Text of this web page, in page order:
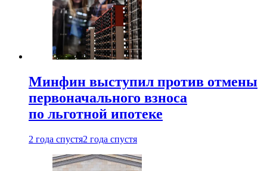
Минфин выступил против отмены
первоначального взноса
по льготной ипотеке
2 года спустя2 года спустя